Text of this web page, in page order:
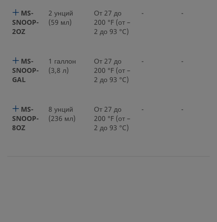
MS-
SNOOP-
2OZ
2 унций
(59 мл)
От 27 до
200 °F (от –
2 до 93 °C)
- -
MS-
SNOOP-
GAL
1 галлон
(3,8 л)
От 27 до
200 °F (от –
2 до 93 °C)
- -
MS-
SNOOP-
8OZ
8 унций
(236 мл)
От 27 до
200 °F (от –
2 до 93 °C)
- -